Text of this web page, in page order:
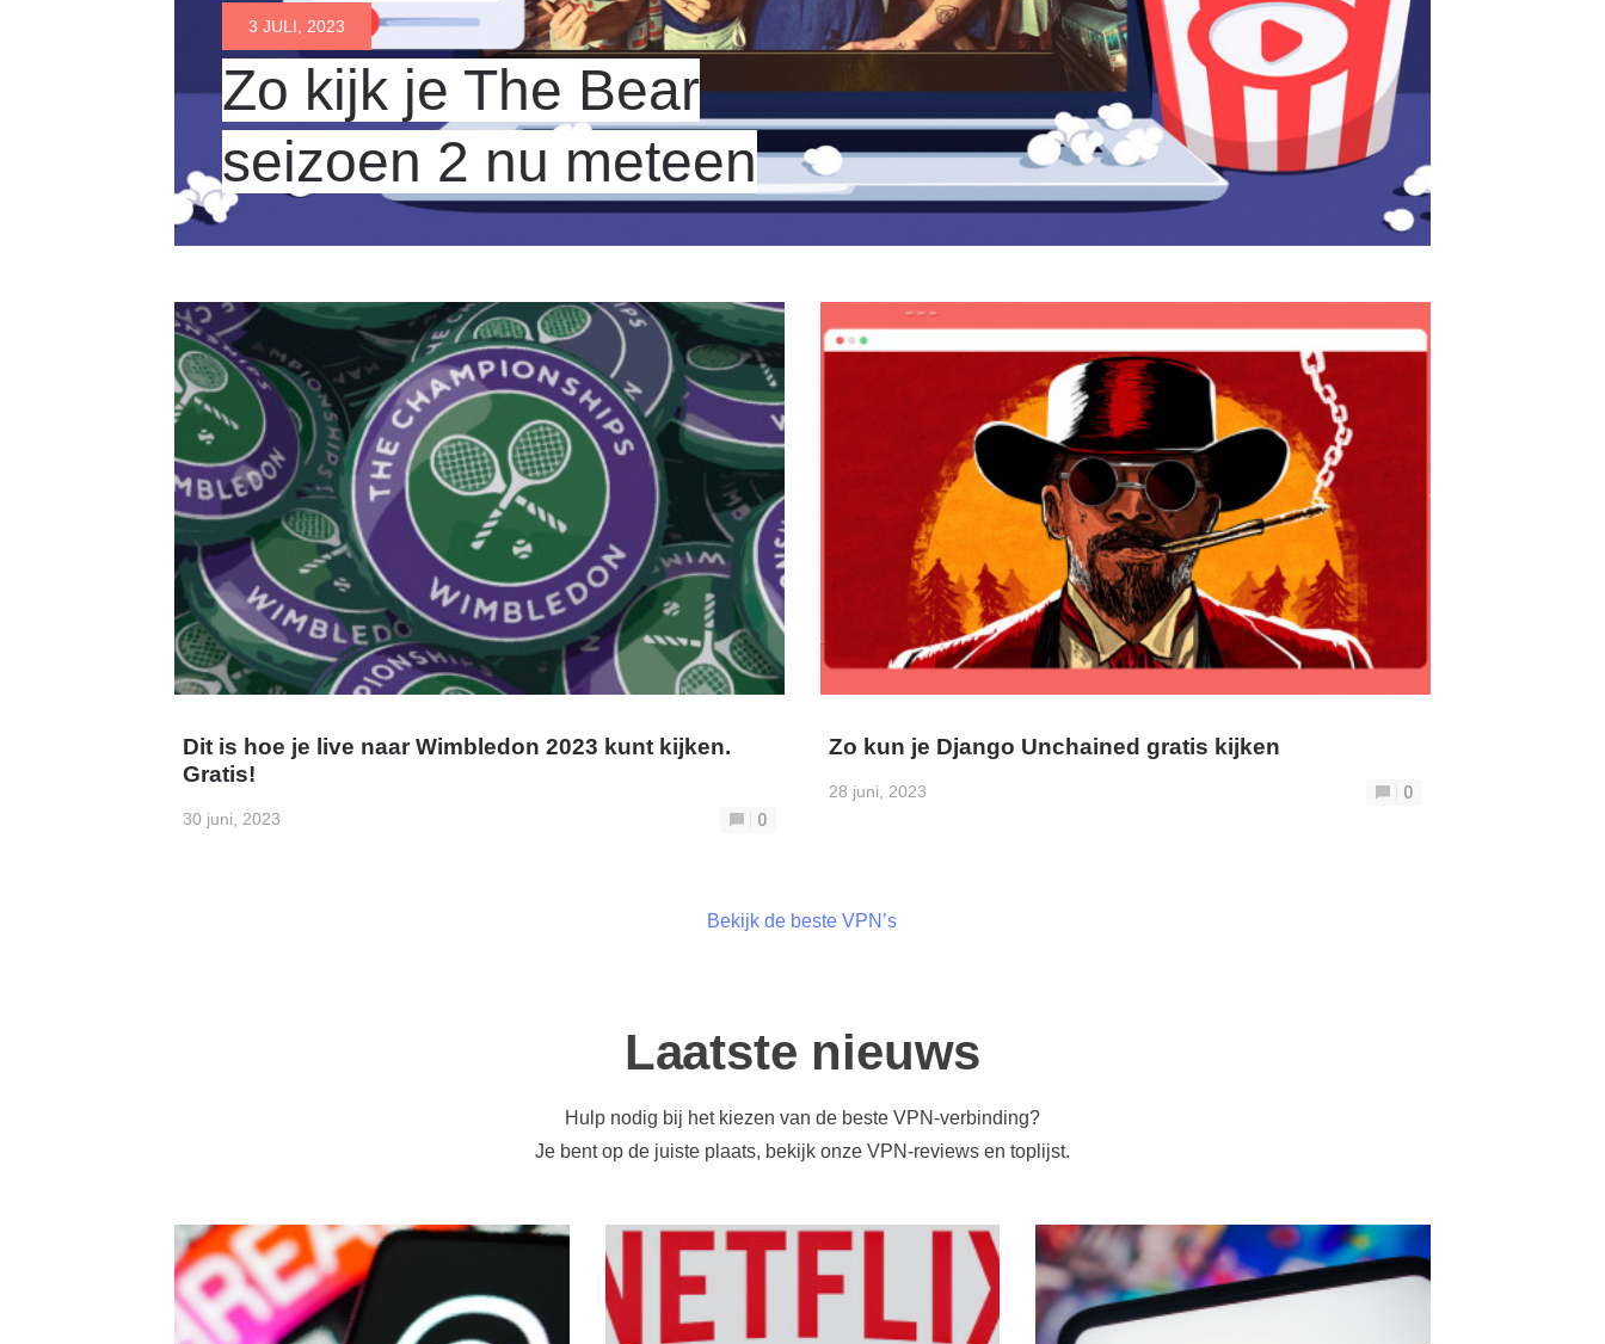
Zo kijk je The Bear
seizoen 2 nu meteen
3 JULI, 2023
Dit is hoe je live naar Wimbledon 2023 kunt kijken.
Gratis!
30 juni, 2023 0
Zo kun je Django Unchained gratis kijken
28 juni, 2023 0
Bekijk de beste VPN’s
Laatste nieuws
Hulp nodig bij het kiezen van de beste VPN-verbinding?
Je bent op de juiste plaats, bekijk onze VPN-reviews en toplijst.